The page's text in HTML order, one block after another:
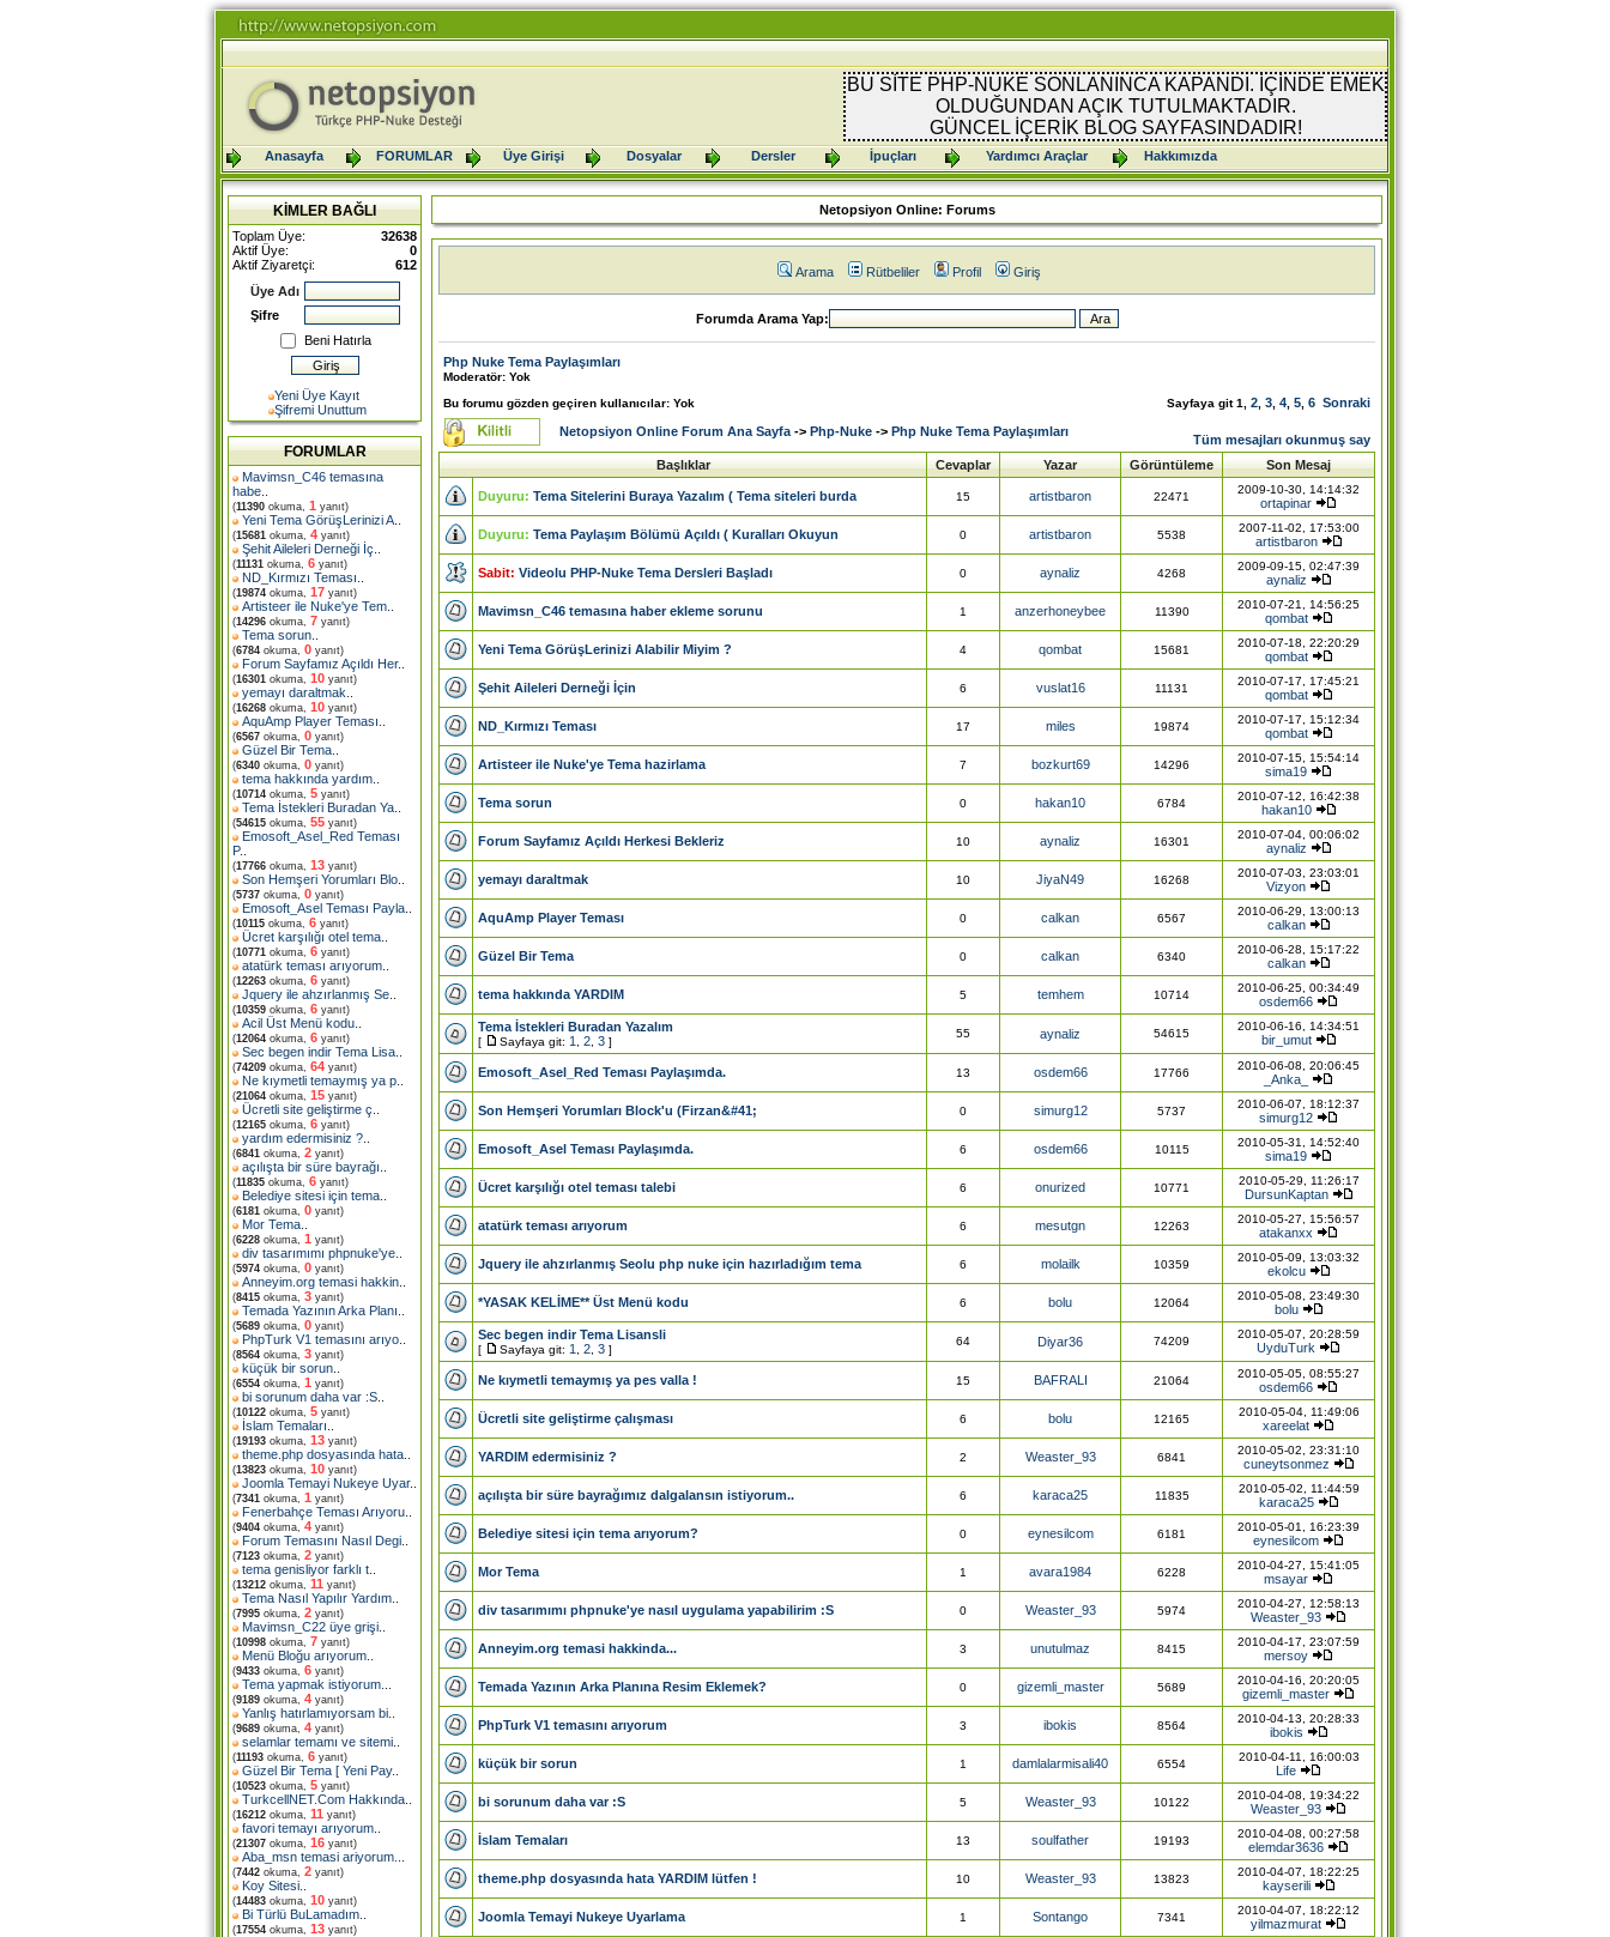
BU SİTE PHP-NUKE SONLANINCA KAPANDI. İÇİNDE EMEK
OLDUĞUNDAN AÇIK TUTULMAKTADIR.
GÜNCEL İÇERİK BLOG SAYFASINDADIR!
Anasayfa FORUMLAR Üye Girişi Dosyalar Dersler İpuçları Yardımcı Araçlar Hakkımızda
KİMLER BAĞLI
Toplam Üye:
32638
Aktif Üye:
0
Aktif Ziyaretçi:
612
Üye Adı
Şifre
Beni Hatırla
Yeni Üye Kayıt
Şifremi Unuttum
FORUMLAR
Mavimsn_C46 temasına
habe
(11390 okuma, 1 yanıt)
Yeni Tema GörüşLerinizi A
(15681 okuma, 4 yanıt)
Şehit Aileleri Derneği İç
(11131 okuma, 6 yanıt)
ND_Kırmızı Teması
(19874 okuma, 17 yanıt)
Artisteer ile Nuke'ye Tem
(14296 okuma, 7 yanıt)
Tema sorun
(6784 okuma, 0 yanıt)
Forum Sayfamız Açıldı Her..
(16301 okuma, 10 yanıt)
yemayı daraltmak
(16268 okuma, 10 yanıt)
AquAmp Player Teması
(6567 okuma, 0 yanıt)
Güzel Bir Tema
(6340 okuma, 0 yanıt)
tema hakkında yardım
(10714 okuma, 5 yanıt)
Tema İstekleri Buradan Ya
(54615 okuma, 55 yanıt)
Emosoft_Asel_Red Teması
P..
(17766 okuma, 13 yanıt)
Son Hemşeri Yorumları Blo
(5737 okuma, 0 yanıt)
Emosoft_Asel Teması Payla
(10115 okuma, 6 yanıt)
Ücret karşılığı otel tema
(10771 okuma, 6 yanıt)
atatürk teması arıyorum
(12263 okuma, 6 yanıt)
Jquery ile ahzırlanmış Se
(10359 okuma, 6 yanıt)
Acil Üst Menü kodu
(12064 okuma, 6 yanıt)
Sec begen indir Tema Lisa
(74209 okuma, 64 yanıt)
Ne kıymetli temaymış ya p
(21064 okuma, 15 yanıt)
Ücretli site geliştirme ç
(12165 okuma, 6 yanıt)
yardım edermisiniz ?
(6841 okuma, 2 yanıt)
açılışta bir süre bayrağı
(11835 okuma, 6 yanıt)
Belediye sitesi için tema
(6181 okuma, 0 yanıt)
Mor Tema
(6228 okuma, 1 yanıt)
div tasarımımı phpnuke'ye
(5974 okuma, 0 yanıt)
Anneyim.org temasi hakkin
(8415 okuma, 3 yanıt)
Temada Yazının Arka Planı
(5689 okuma, 0 yanıt)
PhpTurk V1 temasını arıyo
(8564 okuma, 3 yanıt)
küçük bir sorun
(6554 okuma, 1 yanıt)
bi sorunum daha var :S
(10122 okuma, 5 yanıt)
İslam Temaları
(19193 okuma, 13 yanıt)
theme.php dosyasında hata
(13823 okuma, 10 yanıt)
Joomla Temayi Nukeye Uyar..
(7341 okuma, 1 yanıt)
Fenerbahçe Teması Arıyoru
(9404 okuma, 4 yanıt)
Forum Temasını Nasıl Degi
(7123 okuma, 2 yanıt)
tema genisliyor farklı t
(13212 okuma, 11 yanıt)
Tema Nasıl Yapılır Yardım
(7995 okuma, 2 yanıt)
Mavimsn_C22 üye grişi
(10998 okuma, 7 yanıt)
Menü Bloğu arıyorum
(9433 okuma, 6 yanıt)
Tema yapmak istiyorum.
(9189 okuma, 4 yanıt)
Yanlış hatırlamıyorsam bi
(9689 okuma, 4 yanıt)
selamlar temamı ve sitemi
(11193 okuma, 6 yanıt)
Güzel Bir Tema [ Yeni Pay..
(10523 okuma, 5 yanıt)
TurkcellNET.Com Hakkında
(16212 okuma, 11 yanıt)
favori temayı arıyorum
(21307 okuma, 16 yanıt)
Aba_msn temasi ariyorum.
(7442 okuma, 2 yanıt)
Koy Sitesi
(14483 okuma, 10 yanıt)
Bi Türlü BuLamadım
(17554 okuma, 13 yanıt)
Netopsiyon Online: Forums
Arama Rütbeliler Profil Giriş
Forumda Arama Yap:
Php Nuke Tema Paylaşımları
Moderatör: Yok
Bu forumu gözden geçiren kullanıcılar: Yok
Sayfaya git1 2 3 4 5 6 Sonraki
Netopsiyon Online Forum Ana Sayfa -> Php-Nuke -> Php Nuke Tema Paylaşımları
Tüm mesajları okunmuş say
Başlıklar
Cevaplar Yazar Görüntüleme Son Mesaj
Duyuru: Tema Sitelerini Buraya Yazalım ( Tema siteleri burda 15 artistbaron 22471
2009-10-30, 14:14:32
ortapinar
Duyuru: Tema Paylaşım Bölümü Açıldı ( Kuralları Okuyun 0 artistbaron 5538
2007-11-02, 17:53:00
artistbaron
Sabit: Videolu PHP-Nuke Tema Dersleri Başladı 0 aynaliz 4268
2009-09-15, 02:47:39
aynaliz
Mavimsn_C46 temasına haber ekleme sorunu 1 anzerhoneybee 11390
2010-07-21, 14:56:25
qombat
Yeni Tema GörüşLerinizi Alabilir Miyim ? 4 qombat 15681
2010-07-18, 22:20:29
qombat
Şehit Aileleri Derneği İçin 6 vuslat16 11131
2010-07-17, 17:45:21
qombat
ND_Kırmızı Teması 17 miles 19874
2010-07-17, 15:12:34
qombat
Artisteer ile Nuke'ye Tema hazirlama 7 bozkurt69 14296
2010-07-15, 15:54:14
sima19
Tema sorun 0 hakan10 6784
2010-07-12, 16:42:38
hakan10
Forum Sayfamız Açıldı Herkesi Bekleriz 10 aynaliz 16301
2010-07-04, 00:06:02
aynaliz
yemayı daraltmak 10 JiyaN49 16268
2010-07-03, 23:03:01
Vizyon
AquAmp Player Teması 0 calkan 6567
2010-06-29, 13:00:13
calkan
Güzel Bir Tema 0 calkan 6340
2010-06-28, 15:17:22
calkan
tema hakkında YARDIM 5 temhem 10714
2010-06-25, 00:34:49
osdem66
Tema İstekleri Buradan Yazalım
[ Sayfaya git: 1 2 3 ]
55 aynaliz 54615
2010-06-16, 14:34:51
bir_umut
Emosoft_Asel_Red Teması Paylaşımda. 13 osdem66 17766
2010-06-08, 20:06:45
_Anka_
Son Hemşeri Yorumları Block'u (Firzan&#41; 0 simurg12 5737
2010-06-07, 18:12:37
simurg12
Emosoft_Asel Teması Paylaşımda. 6 osdem66 10115
2010-05-31, 14:52:40
sima19
Ücret karşılığı otel teması talebi 6 onurized 10771
2010-05-29, 11:26:17
DursunKaptan
atatürk teması arıyorum 6 mesutgn 12263
2010-05-27, 15:56:57
atakanxx
Jquery ile ahzırlanmış Seolu php nuke için hazırladığım tema 6 molailk 10359
2010-05-09, 13:03:32
ekolcu
*YASAK KELİME** Üst Menü kodu 6 bolu 12064
2010-05-08, 23:49:30
bolu
Sec begen indir Tema Lisansli
[ Sayfaya git: 1 2 3 ]
64 Diyar36 74209
2010-05-07, 20:28:59
UyduTurk
Ne kıymetli temaymış ya pes valla ! 15 BAFRALI 21064
2010-05-05, 08:55:27
osdem66
Ücretli site geliştirme çalışması 6 bolu 12165
2010-05-04, 11:49:06
xareelat
YARDIM edermisiniz ? 2 Weaster_93 6841
2010-05-02, 23:31:10
cuneytsonmez
açılışta bir süre bayrağımız dalgalansın istiyorum.. 6 karaca25 11835
2010-05-02, 11:44:59
karaca25
Belediye sitesi için tema arıyorum? 0 eynesilcom 6181
2010-05-01, 16:23:39
eynesilcom
Mor Tema 1 avara1984 6228
2010-04-27, 15:41:05
msayar
div tasarımımı phpnuke'ye nasıl uygulama yapabilirim :S 0 Weaster_93 5974
2010-04-27, 12:58:13
Weaster_93
Anneyim.org temasi hakkinda... 3 unutulmaz 8415
2010-04-17, 23:07:59
mersoy
Temada Yazının Arka Planına Resim Eklemek? 0 gizemli_master 5689
2010-04-16, 20:20:05
gizemli_master
PhpTurk V1 temasını arıyorum 3 ibokis 8564
2010-04-13, 20:28:33
ibokis
küçük bir sorun 1 damlalarmisali40 6554
2010-04-11, 16:00:03
Life
bi sorunum daha var :S 5 Weaster_93 10122
2010-04-08, 19:34:22
Weaster_93
İslam Temaları 13 soulfather 19193
2010-04-08, 00:27:58
elemdar3636
theme.php dosyasında hata YARDIM lütfen ! 10 Weaster_93 13823
2010-04-07, 18:22:25
kayserili
Joomla Temayi Nukeye Uyarlama 1 Sontango 7341
2010-04-07, 18:22:12
yilmazmurat